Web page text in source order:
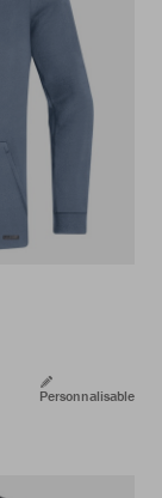
Personnalisable